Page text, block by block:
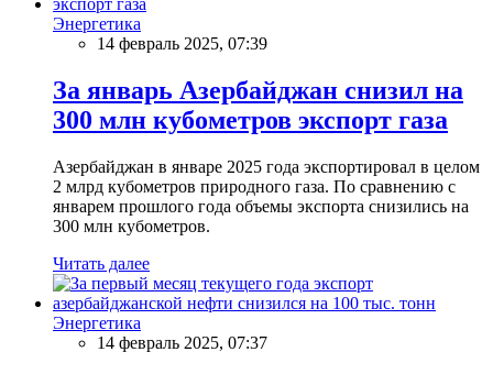
Энергетика
14 февраль 2025, 07:39
За январь Азербайджан снизил на
300 млн кубометров экспорт газа
Азербайджан в январе 2025 года экспортировал в целом
2 млрд кубометров природного газа. По сравнению с
январем прошлого года объемы экспорта снизились на
300 млн кубометров.
Читать далее
Энергетика
14 февраль 2025, 07:37